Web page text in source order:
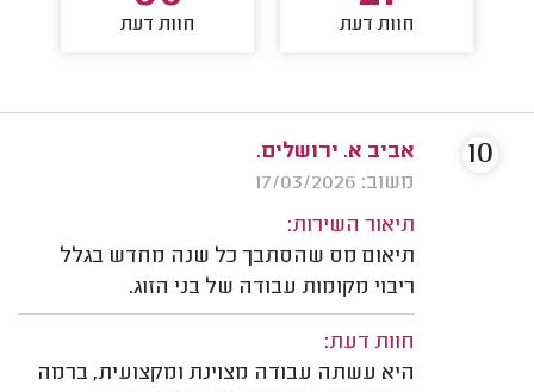
חוות דעת חוות דעת
אביב א. ירושלים.
משוב: 17/03/2026
תיאור השירות:
תיאום מס שהסתבך כל שנה מחדש בגלל
ריבוי מקומות עבודה של בני הזוג.
חוות דעת:
היא עשתה עבודה מצוינת ומקצועית, ברמה
10